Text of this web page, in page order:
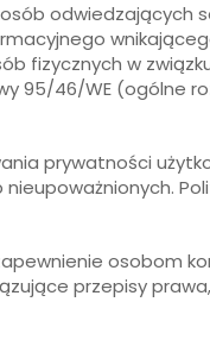
odwiedzających
fizycznych w
46/WE (ogólne
prywatności
osobom
przepisy